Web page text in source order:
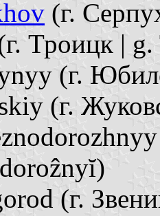
(г.
Троицк |
(г.
(г.
(г.